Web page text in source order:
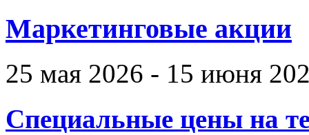
Маркетинговые акции
25 мая 2026 - 15 июня
Специальные цены на